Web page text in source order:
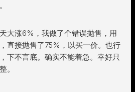
大涨6%，我做了个错误抛售，用
直接抛售了75%，以买一价。也行
下不言底。确实不能着急。幸好只
。